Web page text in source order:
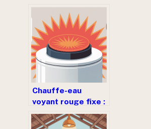
comprendre,
diagnostiquer et
agir sereinement
Chauffe-eau
voyant rouge fixe :
comprendre le
problème et le